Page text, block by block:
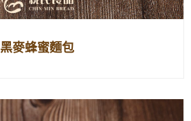
黑麥蜂蜜麵包